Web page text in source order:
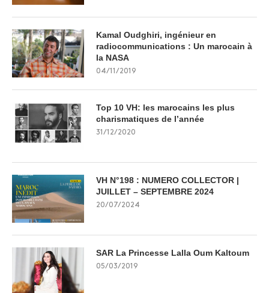
Kamal Oudghiri, ingénieur en
radiocommunications : Un marocain à
la NASA
04/11/2019
Top 10 VH: les marocains les plus
charismatiques de l’année
31/12/2020
VH N°198 : NUMERO COLLECTOR |
JUILLET – SEPTEMBRE 2024
20/07/2024
SAR La Princesse Lalla Oum Kaltoum
05/03/2019